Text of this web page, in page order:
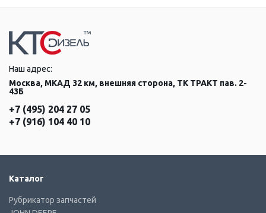
Наш адрес:
Москва, МКАД 32 км, внешняя сторона, ТК ТРАКТ пав. 2-
43Б
+7 (495) 204 27 05
+7 (916) 104 40 10
Каталог
Рубрикатор запчастей